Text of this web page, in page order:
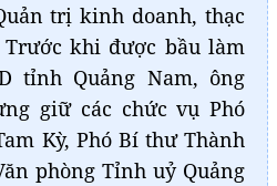
trị kinh doanh, thạc
khi được bầu làm
tỉnh Quảng Nam, ông
giữ các chức vụ Phó
Kỳ, Phó Bí thư Thành
phòng Tỉnh uỷ Quảng